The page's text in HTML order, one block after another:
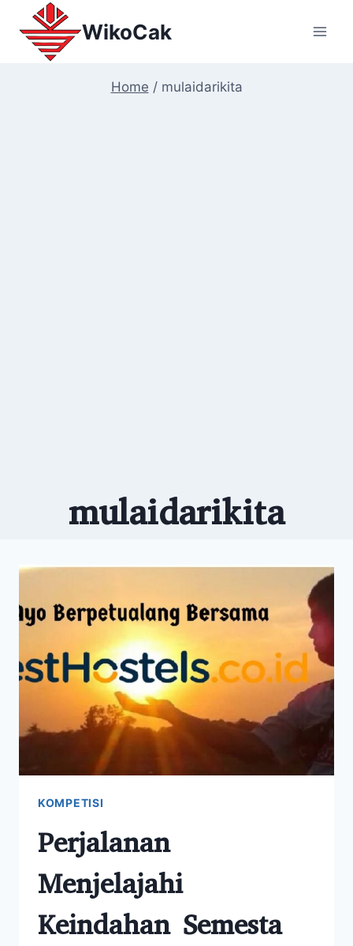
content
WikoCak
Home / mulaidarikita
mulaidarikita
KOMPETISI
Perjalanan
Menjelajahi
Keindahan Semesta